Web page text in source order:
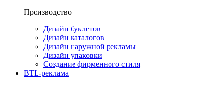
Производство
Дизайн буклетов
Дизайн каталогов
Дизайн наружной рекламы
Дизайн упаковки
Создание фирменного стиля
BTL-реклама